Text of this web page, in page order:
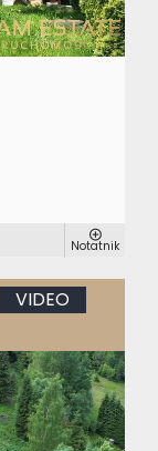
Notatnik
VIDEO